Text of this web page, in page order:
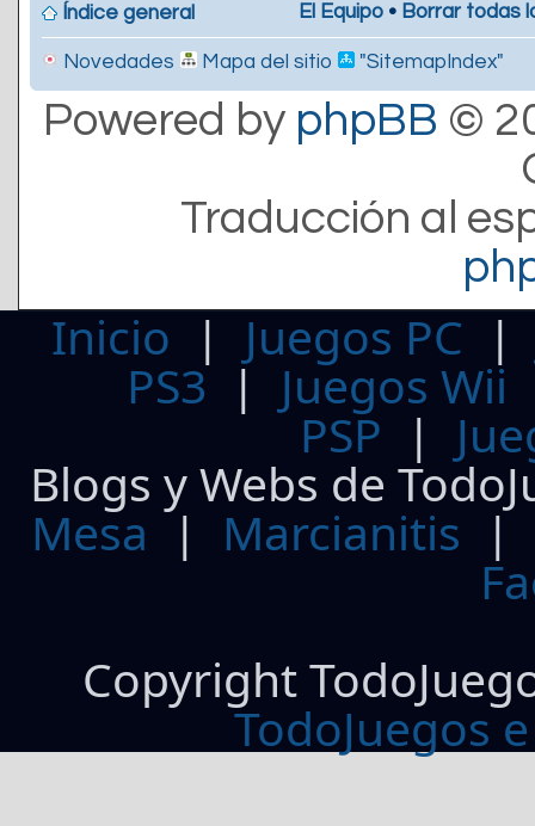
Índice general El Equipo • Borrar todas
Novedades Mapa del sitio "SitemapIndex"
Powered by phpBB ©
Traducción al
Inicio | Juegos PC
PS3| Juegos Wii
PSP |
Blogs y Webs de
Mesa | Marcianitis |
Copyright
TodoJuegos